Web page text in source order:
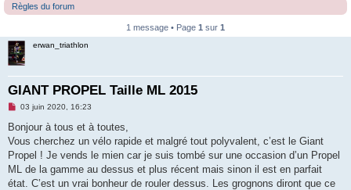
Règles du forum
1 message • Page 1 sur 1
erwan_triathlon
GIANT PROPEL Taille ML 2015
M
s
a
g
n
o
03 juin 2020, 16:23
Bonjour à tous et à toutes,
Vous cherchez un vélo rapide et malgré tout polyvalent, c’est le Giant
Propel ! Je vends le mien car je suis tombé sur une occasion d’un Propel
ML de la gamme au dessus et plus récent mais sinon il est en parfait
état. C’est un vrai bonheur de rouler dessus. Les grognons diront que ce